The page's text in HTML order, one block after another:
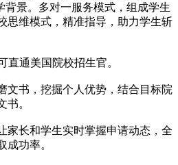
背景。多对一服务模式，组成学生
思维模式，精准指导，助力学生斩
直通美国院校招生官。
文书，挖掘个人优势，结合目标院
书。
家长和学生实时掌握申请动态，全
成功率。